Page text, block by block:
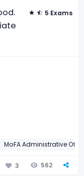
5 Exams
MoFA Administrative
3 562